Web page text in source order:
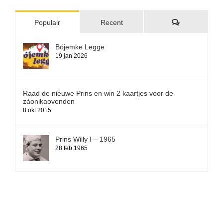
Populair Recent Reacties
Bójemke Legge
19 jan 2026
Raad de nieuwe Prins en win 2 kaartjes voor de
zàonikaovenden
8 okt 2015
Prins Willy I – 1965
28 feb 1965